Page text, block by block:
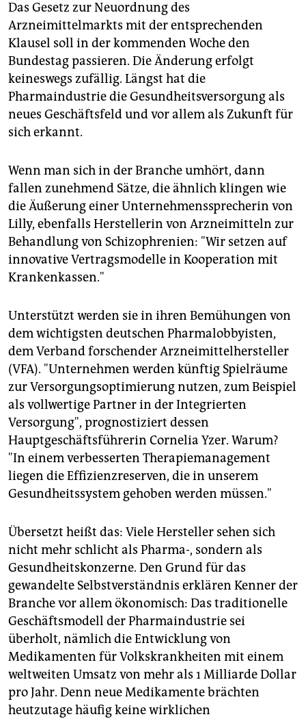
Das Gesetz zur Neuordnung des
Arzneimittelmarkts mit der entsprechenden
Klausel soll in der kommenden Woche den
Bundestag passieren. Die Änderung erfolgt
keineswegs zufällig. Längst hat die
Pharmaindustrie die Gesundheitsversorgung als
neues Geschäftsfeld und vor allem als Zukunft für
sich erkannt.
Wenn man sich in der Branche umhört, dann
fallen zunehmend Sätze, die ähnlich klingen wie
die Äußerung einer Unternehmenssprecherin von
Lilly, ebenfalls Herstellerin von Arzneimitteln zur
Behandlung von Schizophrenien: "Wir setzen auf
innovative Vertragsmodelle in Kooperation mit
Krankenkassen."
Unterstützt werden sie in ihren Bemühungen von
dem wichtigsten deutschen Pharmalobbyisten,
dem Verband forschender Arzneimittelhersteller
(VFA). "Unternehmen werden künftig Spielräume
zur Versorgungsoptimierung nutzen, zum Beispiel
als vollwertige Partner in der Integrierten
Versorgung", prognostiziert dessen
Hauptgeschäftsführerin Cornelia Yzer. Warum?
"In einem verbesserten Therapiemanagement
liegen die Effizienzreserven, die in unserem
Gesundheitssystem gehoben werden müssen."
Übersetzt heißt das: Viele Hersteller sehen sich
nicht mehr schlicht als Pharma-, sondern als
Gesundheitskonzerne. Den Grund für das
gewandelte Selbstverständnis erklären Kenner der
Branche vor allem ökonomisch: Das traditionelle
Geschäftsmodell der Pharmaindustrie sei
überholt, nämlich die Entwicklung von
Medikamenten für Volkskrankheiten mit einem
weltweiten Umsatz von mehr als 1 Milliarde Dollar
pro Jahr. Denn neue Medikamente brächten
heutzutage häufig keine wirklichen